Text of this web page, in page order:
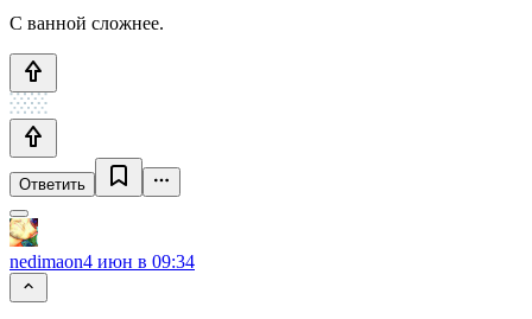
С ванной сложнее.
Ответить
nedimaon4 июн в 09:34